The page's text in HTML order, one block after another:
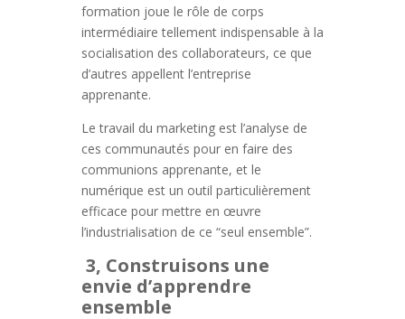
formation joue le rôle de corps
intermédiaire tellement indispensable à la
socialisation des collaborateurs, ce que
d’autres appellent l’entreprise
apprenante.
Le travail du marketing est l’analyse de
ces communautés pour en faire des
communions apprenante, et le
numérique est un outil particulièrement
efficace pour mettre en œuvre
l’industrialisation de ce “seul ensemble”.
3, Construisons une
envie d’apprendre
ensemble